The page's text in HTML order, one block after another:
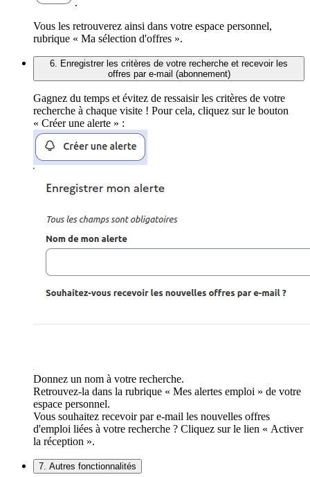
.
Vous les retrouverez ainsi dans votre espace personnel,
rubrique « Ma sélection d'offres ».
6. Enregistrer les critères de votre recherche et recevoir les
offres par e-mail (abonnement)
Gagnez du temps et évitez de ressaisir les critères de votre
recherche à chaque visite ! Pour cela, cliquez sur le bouton
« Créer une alerte » :
Donnez un nom à votre recherche.
Retrouvez-la dans la rubrique « Mes alertes emploi » de votre
espace personnel.
Vous souhaitez recevoir par e-mail les nouvelles offres
d'emploi liées à votre recherche ? Cliquez sur le lien « Activer
la réception ».
7. Autres fonctionnalités